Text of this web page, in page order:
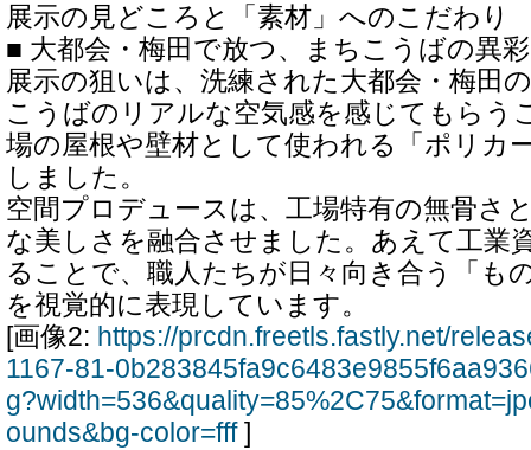
展示の見どころと「素材」へのこだわり
■ 大都会・梅田で放つ、まちこうばの異彩
展示の狙いは、洗練された大都会・梅田
こうばのリアルな空気感を感じてもらう
場の屋根や壁材として使われる「ポリカ
しました。
空間プロデュースは、工場特有の無骨さ
な美しさを融合させました。あえて工業
ることで、職人たちが日々向き合う「も
を視覚的に表現しています。
[画像2: https://prcdn.freetls.fastly.net/
1167-81-
ounds&bg-color=fff]